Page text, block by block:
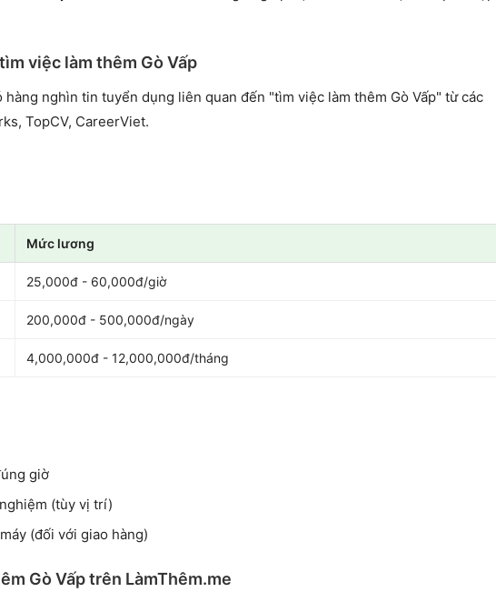
việc làm thêm Gò Vấp
hàng nghìn tin tuyển dụng liên quan đến "tìm việc làm thêm Gò Vấp" từ các
TopCV, CareerViet.
Mức lương
25,000đ - 60,000đ/giờ
200,000đ - 500,000đ/ngày
4,000,000đ - 12,000,000đ/tháng
giờ
(tùy vị trí)
(đối với giao hàng)
Gò Vấp trên LàmThêm.me